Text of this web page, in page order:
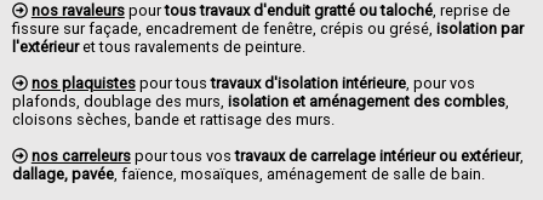
nos ravaleurspourtous travaux d'enduit gratté ou taloché, reprise de
fissure sur façade, encadrement de fenêtre, crépis ou grésé, isolation par
l'extérieuret tous ravalements de peinture.
nos plaquistespour toustravaux d'isolation intérieure, pour vos
plafonds, doublage des murs, isolation et aménagement des combles,
cloisons sèches, bande et rattisage des murs.
nos carreleurspour tous vostravaux de carrelage intérieur ou extérieur,
dallage, pavée, faïence, mosaïques, aménagement de salle de bain.